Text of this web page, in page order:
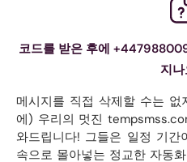
코드를 받은 후에
지
메시지를 직접 삭제할 수는
에) 우리의 멋진
와드립니다! 그들은 일정 기
속으로 몰아넣는 정교한 자동